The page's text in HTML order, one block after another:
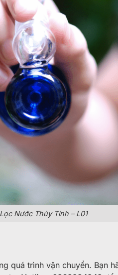
Nước Thủy Tinh – L01
quá trình vận chuyển. Bạn